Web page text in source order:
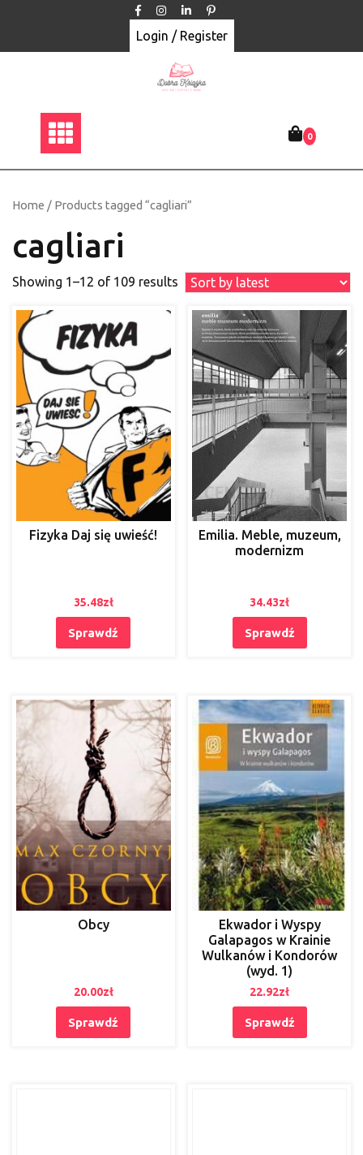
Login / Register
0
Home / Products tagged “cagliari”
cagliari
Showing 1–12 of 109 results
Fizyka Daj się uwieść!
35.48zł
Sprawdź
Emilia. Meble, muzeum,
modernizm
34.43zł
Sprawdź
Obcy
20.00zł
Sprawdź
Ekwador i Wyspy
Galapagos w Krainie
Wulkanów i Kondorów
(wyd. 1)
22.92zł
Sprawdź